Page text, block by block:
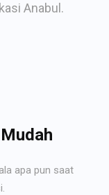
Anabul.
apa pun saat